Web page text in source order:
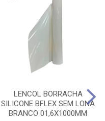
LENCOL BORRACHA
SILICONE BFLEX SEM LONA
BRANCO 01,6X1000MM